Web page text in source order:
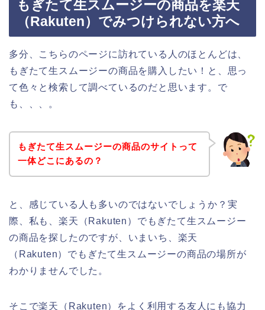
もぎたて生スムージーの商品を楽天
（Rakuten）でみつけられない方へ
多分、こちらのページに訪れている人のほとんどは、
もぎたて生スムージーの商品を購入したい！と、思っ
て色々と検索して調べているのだと思います。で
も、、、。
もぎたて生スムージーの商品のサイトって
一体どこにあるの？
と、感じている人も多いのではないでしょうか？実
際、私も、楽天（Rakuten）でもぎたて生スムージー
の商品を探したのですが、いまいち、楽天
（Rakuten）でもぎたて生スムージーの商品の場所が
わかりませんでした。
そこで楽天（Rakuten）をよく利用する友人にも協力